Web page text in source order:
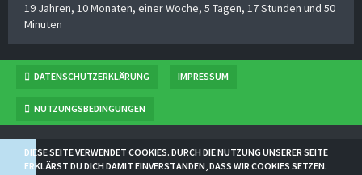
19 Jahren, 10 Monaten, einer Woche, 5 Tagen, 17 Stunden und 50
Minuten
DATENSCHUTZERKLÄRUNG IMPRESSUM
NUTZUNGSBEDINGUNGEN
BBCODESAMMLUNGVONNORSE
COMMUNITY-SOFTWARE:WOLTLAB SUITE™ 5.2.21
DIESE SEITE VERWENDET COOKIES. DURCH DIE NUTZUNG UNSERER SEITE
ERKLÄRST DU DICH DAMIT EINVERSTANDEN, DASS WIR COOKIES SETZEN.